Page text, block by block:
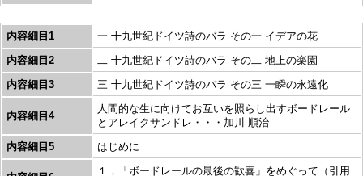
内容細目1
一 十九世紀ドイツ詩のバラ その一 イデアの花
内容細目2
二 十九世紀ドイツ詩のバラ その二 地上の楽園
内容細目3
三 十九世紀ドイツ詩のバラ その三 一瞬の永遠化
内容細目4
人間的な生に向けてお互いを照らし出すボードレール
とアレイクサンドレ・・・加川 順治
内容細目5
はじめに
１，「ボードレールの最後の歓喜」をめぐって（引用